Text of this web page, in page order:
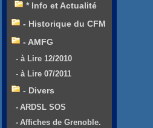
* Info et Actualité
- Historique du CFM
- AMFG
- à Lire 12/2010
- à Lire 07/2011
- Divers
- ARDSL SOS
- Affiches de Grenoble.